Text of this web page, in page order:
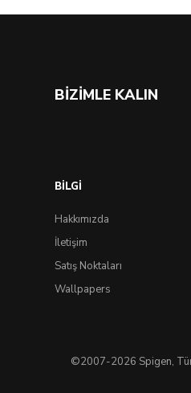
BİZİMLE KALIN
BİLGİ
Hakkımızda
İletişim
Satış Noktaları
Wallpapers
©2007-2026 Spigen,